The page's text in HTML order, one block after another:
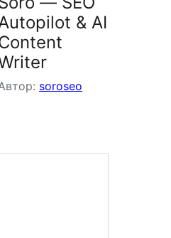
& AI
soroseo